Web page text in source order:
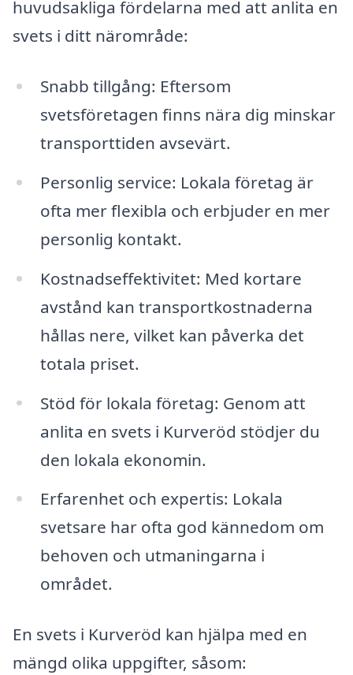
huvudsakliga fördelarna med att anlita en
svets i ditt närområde:
Snabb tillgång: Eftersom
svetsföretagen finns nära dig minskar
transporttiden avsevärt.
Personlig service: Lokala företag är
ofta mer flexibla och erbjuder en mer
personlig kontakt.
Kostnadseffektivitet: Med kortare
avstånd kan transportkostnaderna
hållas nere, vilket kan påverka det
totala priset.
Stöd för lokala företag: Genom att
anlita en svets i Kurveröd stödjer du
den lokala ekonomin.
Erfarenhet och expertis: Lokala
svetsare har ofta god kännedom om
behoven och utmaningarna i
området.
En svets i Kurveröd kan hjälpa med en
mängd olika uppgifter, såsom: